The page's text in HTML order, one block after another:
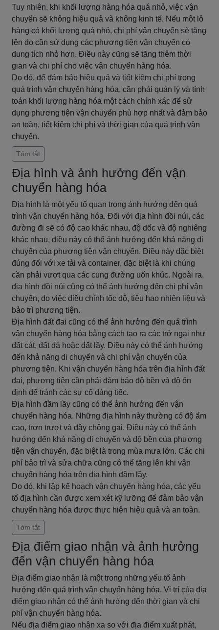
Tuy nhiên, khi khối lượng hàng hóa quá nhỏ, việc vận
chuyển sẽ không hiệu quả và không kinh tế. Nếu một lô
hàng có khối lượng quá nhỏ, chi phí vận chuyển sẽ tăng
lên do cần sử dụng các phương tiện vận chuyển có
dung tích nhỏ hơn. Điều này cũng sẽ tăng thêm thời
gian và chi phí cho việc vận chuyển hàng hóa.
Do đó, để đảm bảo hiệu quả và tiết kiệm chi phí trong
quá trình vận chuyển hàng hóa, cần phải quản lý và tính
toán khối lượng hàng hóa một cách chính xác để sử
dụng phương tiện vận chuyển phù hợp nhất và đảm bảo
an toàn, tiết kiệm chi phí và thời gian của quá trình vận
chuyển.
Tóm tắt
Địa hình và ảnh hưởng đến vận
chuyển hàng hóa
Địa hình là một yếu tố quan trọng ảnh hưởng đến quá
trình vận chuyển hàng hóa. Đối với địa hình đồi núi, các
đường đi sẽ có độ cao khác nhau, độ dốc và độ nghiêng
khác nhau, điều này có thể ảnh hưởng đến khả năng di
chuyển của phương tiện vận chuyển. Điều này đặc biệt
đúng đối với xe tải và container, đặc biệt là khi chúng
cần phải vượt qua các cung đường uốn khúc. Ngoài ra,
địa hình đồi núi cũng có thể ảnh hưởng đến chi phí vận
chuyển, do việc điều chỉnh tốc độ, tiêu hao nhiên liệu và
bảo trì phương tiện.
Địa hình đất đai cũng có thể ảnh hưởng đến quá trình
vận chuyển hàng hóa bằng cách tạo ra các trở ngại như
đất cát, đất đá hoặc đất lầy. Điều này có thể ảnh hưởng
đến khả năng di chuyển và chi phí vận chuyển của
phương tiện. Khi vận chuyển hàng hóa trên địa hình đất
đai, phương tiện cần phải đảm bảo độ bền và độ ổn
định để tránh các sự cố đáng tiếc.
Địa hình đầm lầy cũng có thể ảnh hưởng đến vận
chuyển hàng hóa. Những địa hình này thường có độ ẩm
cao, trơn trượt và đầy chông gai. Điều này có thể ảnh
hưởng đến khả năng di chuyển và độ bền của phương
tiện vận chuyển, đặc biệt là trong mùa mưa lớn. Các chi
phí bảo trì và sửa chữa cũng có thể tăng lên khi vận
chuyển hàng hóa trên địa hình đầm lầy.
Do đó, khi lập kế hoạch vận chuyển hàng hóa, các yếu
tố địa hình cần được xem xét kỹ lưỡng để đảm bảo vận
chuyển hàng hóa được thực hiện hiệu quả và an toàn.
Tóm tắt
Địa điểm giao nhận và ảnh hưởng
đến vận chuyển hàng hóa
Địa điểm giao nhận là một trong những yếu tố ảnh
hưởng đến quá trình vận chuyển hàng hóa. Vị trí của địa
điểm giao nhận có thể ảnh hưởng đến thời gian và chi
phí vận chuyển hàng hóa.
Nếu địa điểm giao nhận xa so với địa điểm xuất phát,